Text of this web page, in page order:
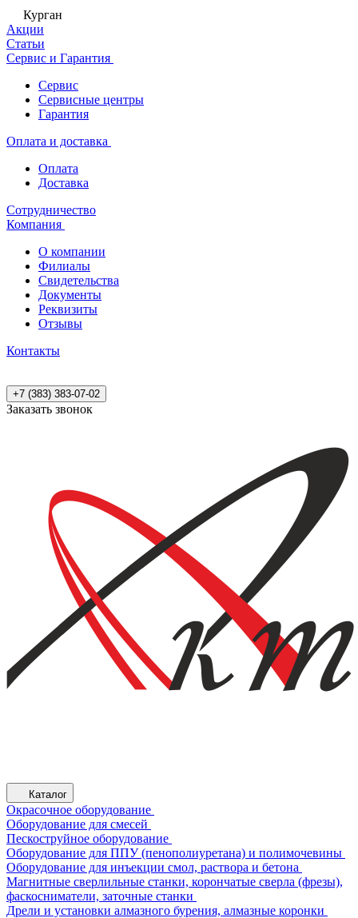
Курган
Акции
Статьи
Сервис и Гарантия
Сервис
Сервисные центры
Гарантия
Оплата и доставка
Оплата
Доставка
Сотрудничество
Компания
О компании
Филиалы
Свидетельства
Документы
Реквизиты
Отзывы
Контакты
+7 (383) 383-07-02
Заказать звонок
Каталог
Окрасочное оборудование
Оборудование для смесей
Пескоструйное оборудование
Оборудование для ППУ (пенополиуретана) и полимочевины
Оборудование для инъекции смол, раствора и бетона
Магнитные сверлильные станки, корончатые сверла (фрезы),
фаскосниматели, заточные станки
Дрели и установки алмазного бурения, алмазные коронки